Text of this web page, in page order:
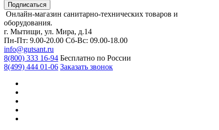
Подписаться
Онлайн-магазин санитарно-технических товаров и
оборудования.
г. Мытищи, ул. Мира, д.14
Пн-Пт: 9.00-20.00 Сб-Вс: 09.00-18.00
info@gutsant.ru
8(800) 333 16-94 Бесплатно по России
8(499) 444 01-06 Заказать звонок